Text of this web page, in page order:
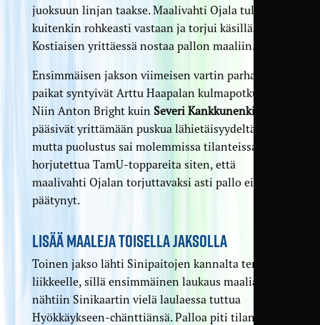
juoksuun linjan taakse. Maalivahti Ojala tuli
kuitenkin rohkeasti vastaan ja torjui käsillään
Kostiaisen yrittäessä nostaa pallon maaliin.
Ensimmäisen jakson viimeisen vartin parhaat
paikat syntyivät Arttu Haapalan kulmapotkuista.
Niin Anton Bright kuin Severi Kankkunenkin
pääsivät yrittämään puskua lähietäisyydeltä,
mutta puolustus sai molemmissa tilanteissa
horjutettua TamU-toppareita siten, että
maalivahti Ojalan torjuttavaksi asti pallo ei
päätynyt.
LISÄÄ MAALEJA TOISELLA JAKSOLLA
Toinen jakso lähti Sinipaitojen kannalta terävästi
liikkeelle, sillä ensimmäinen laukaus maalia kohti
nähtiin Sinikaartin vielä laulaessa tuttua
Hyökkäykseen-chänttiänsä. Palloa piti tilanteessa